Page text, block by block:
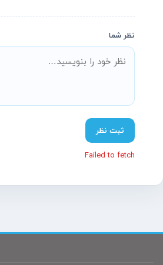
نظر شما
ثبت نظر
Failed to fetch
معمولاً در چند دقیقه پاسخ می‌دهیم